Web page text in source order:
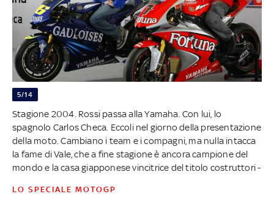
5/14
Stagione 2004. Rossi passa alla Yamaha. Con lui, lo
spagnolo Carlos Checa. Eccoli nel giorno della presentazione
della moto. Cambiano i team e i compagni, ma nulla intacca
la fame di Vale, che a fine stagione è ancora campione del
mondo e la casa giapponese vincitrice del titolo costruttori -
LO SPECIALE MOTOGP